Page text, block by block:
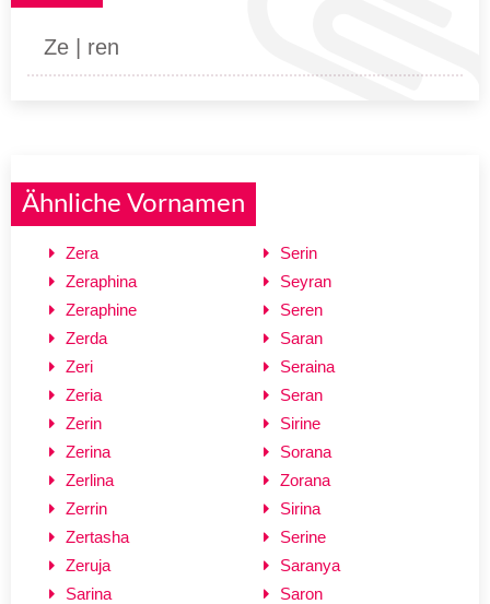
Ze | ren
Ähnliche Vornamen
Zera
Zeraphina
Zeraphine
Zerda
Zeri
Zeria
Zerin
Zerina
Zerlina
Zerrin
Zertasha
Zeruja
Sarina
Serin
Seyran
Seren
Saran
Seraina
Seran
Sirine
Sorana
Zorana
Sirina
Serine
Saranya
Saron